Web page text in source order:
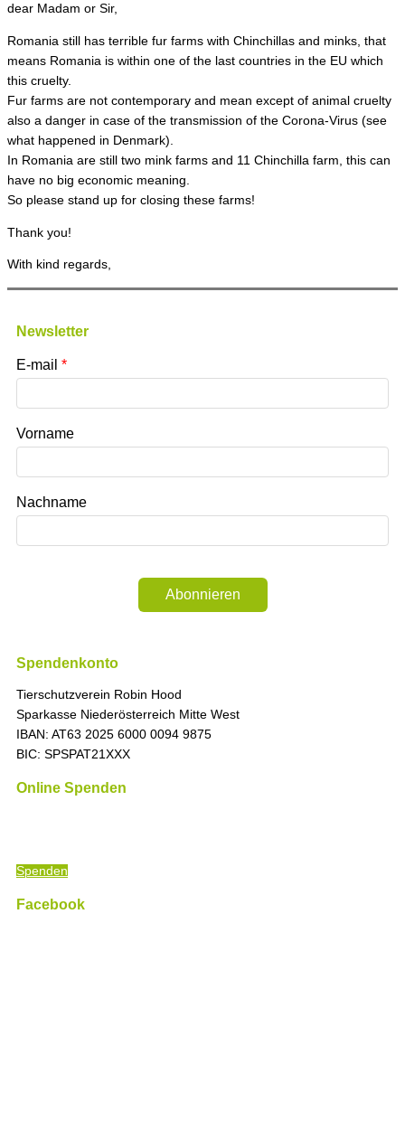
dear Madam or Sir,
Romania still has terrible fur farms with Chinchillas and minks, that
means Romania is within one of the last countries in the EU which
this cruelty.
Fur farms are not contemporary and mean except of animal cruelty
also a danger in case of the transmission of the Corona-Virus (see
what happened in Denmark).
In Romania are still two mink farms and 11 Chinchilla farm, this can
have no big economic meaning.
So please stand up for closing these farms!
Thank you!
With kind regards,
Newsletter
E-mail
Vorname
Nachname
Abonnieren
Spendenkonto
Tierschutzverein Robin Hood
Sparkasse Niederösterreich Mitte West
IBAN: AT63 2025 6000 0094 9875
BIC: SPSPAT21XXX
Online Spenden
Spenden
Facebook